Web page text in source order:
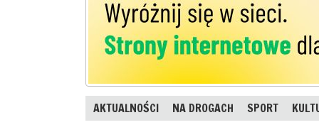
AKTUALNOŚCI NA DROGACH SPORT